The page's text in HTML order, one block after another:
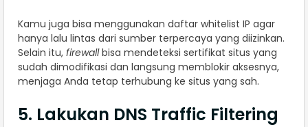
Kamu juga bisa menggunakan daftar whitelist IP agar
hanya lalu lintas dari sumber terpercaya yang diizinkan.
Selain itu, firewallbisa mendeteksi sertifikat situs yang
sudah dimodifikasi dan langsung memblokir aksesnya,
menjaga Anda tetap terhubung ke situs yang sah.
5. Lakukan DNS Traffic Filtering